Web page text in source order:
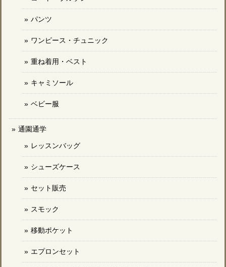
パンツ
ワンピース・チュニック
重ね着用・ベスト
キャミソール
ベビー服
通園通学
レッスンバッグ
シューズケース
セット販売
スモック
移動ポケット
エプロンセット